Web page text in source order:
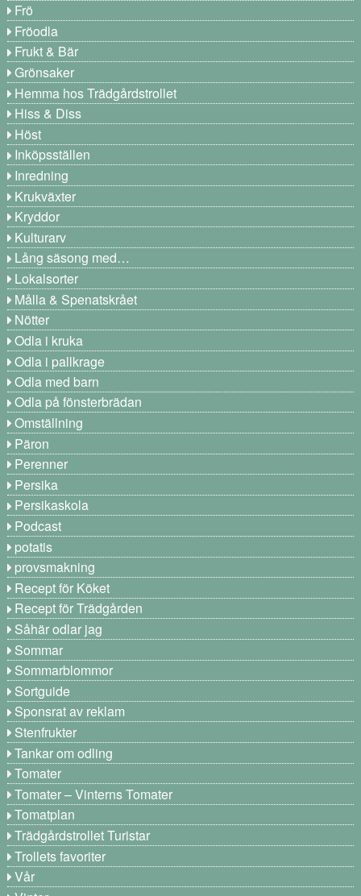
Frö
Fröodla
Frukt & Bär
Grönsaker
Hemma hos Trädgårdstrollet
Hiss & Diss
Höst
Inköpsställen
Inredning
Krukväxter
Kryddor
Kulturarv
Lång säsong med…
Lokalsorter
Målla & Spenatskrået
Nötter
Odla i kruka
Odla i pallkrage
Odla med barn
Odla på fönsterbrädan
Omställning
Päron
Perenner
Persika
Persikaskola
Podcast
potatis
provsmakning
Recept för Köket
Recept för Trädgården
Såhär odlar jag
Sommar
Sommarblommor
Sortguide
Sponsrat av reklam
Stenfrukter
Tankar om odling
Tomater
Tomater – Vinterns Tomater
Tomatplan
Trädgårdstrollet Turistar
Trollets favoriter
Vår